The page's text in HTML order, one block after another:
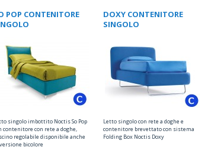
POP CONTENITORE
singolo imbottito Noctis So Pop
contenitore con rete a doghe,
regolabile disponibile anche
bicolore
DOXY CONTENITORE
SINGOLO
Letto singolo con rete a doghe e
contenitore brevettato con sistema
Folding Box Noctis Doxy